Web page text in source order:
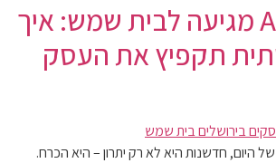
מהפכת ה-AI מגיעה לבית שמש: איך
תקפיץ את העסק
היום, חדשנות היא לא רק יתרון – היא הכרח.